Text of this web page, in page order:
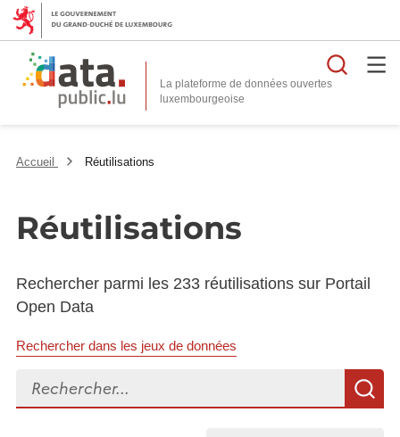
La plateforme de données ouvertes
Accueil Réutilisations
Réutilisations
Rechercher parmi les 233 réutilisations sur Portail
Open Data
Rechercher dans les jeux de données
Rechercher...